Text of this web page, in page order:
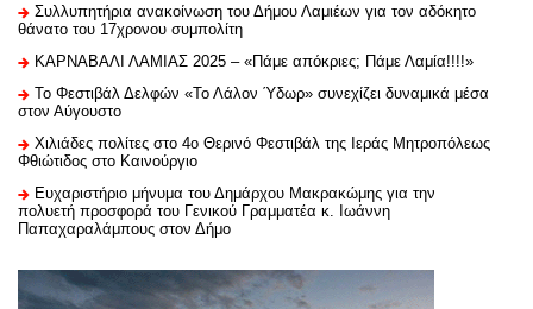
Συλλυπητήρια ανακοίνωση του Δήμου Λαμιέων για τον αδόκητο
θάνατο του 17χρονου συμπολίτη
ΚΑΡΝΑΒΑΛΙ ΛΑΜΙΑΣ 2025 – «Πάμε απόκριες; Πάμε Λαμία!!!!»
Το Φεστιβάλ Δελφών «Το Λάλον Ύδωρ» συνεχίζει δυναμικά μέσα
στον Αύγουστο
Χιλιάδες πολίτες στο 4ο Θερινό Φεστιβάλ της Ιεράς Μητροπόλεως
Φθιώτιδος στο Καινούργιο
Ευχαριστήριo μήνυμα του Δημάρχου Μακρακώμης για την
πολυετή προσφορά του Γενικού Γραμματέα κ. Ιωάννη
Παπαχαραλάμπους στον Δήμο